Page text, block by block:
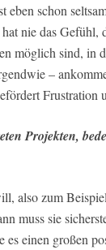
eben schon
nie das Gefühl,
möglich sind, in
–
Frustration
Projekten,
also zum
muss sie
einen großen